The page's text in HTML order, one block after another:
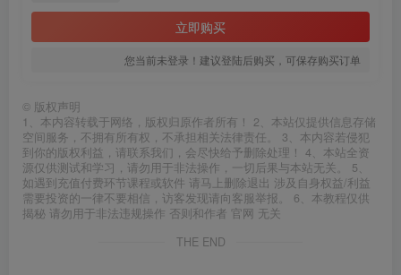
立即购买
您当前未登录！建议登陆后购买，可保存购买订单
© 版权声明
1、本内容转载于网络，版权归原作者所有！ 2、本站仅提供信息存储
空间服务，不拥有所有权，不承担相关法律责任。 3、本内容若侵犯
到你的版权利益，请联系我们，会尽快给予删除处理！ 4、本站全资
源仅供测试和学习，请勿用于非法操作，一切后果与本站无关。 5、
如遇到充值付费环节课程或软件 请马上删除退出 涉及自身权益/利益
需要投资的一律不要相信，访客发现请向客服举报。 6、本教程仅供
揭秘 请勿用于非法违规操作 否则和作者 官网 无关
THE END